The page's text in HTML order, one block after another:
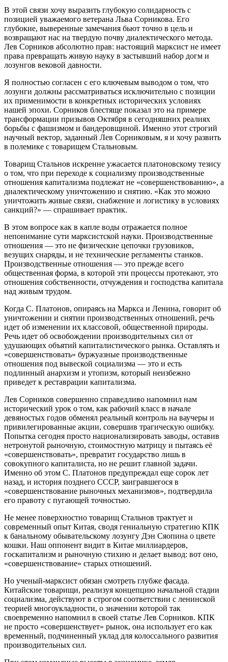
В этой связи хочу выразить глубокую солидарность с
позицией уважаемого ветерана Льва Сорникова. Его
глубокие, выверенные замечания бьют точно в цель и
возвращают нас на твердую почву диалектического метода.
Лев Сорников абсолютно прав: настоящий марксист не имеет
права превращать живую науку в застывший набор догм и
лозунгов вековой давности.
Я полностью согласен с его ключевым выводом о том, что
лозунги должны рассматриваться исключительно с позиции
их применимости в конкретных исторических условиях
нашей эпохи. Сорников блестяще показал это на примере
трансформации призывов Октября в сегодняшних реалиях
борьбы с фашизмом и бандеровщиной. Именно этот строгий
научный вектор, заданный Лев Сорниковым, я и хочу развить
в полемике с товарищем Стальновым.
Товарищ Стальнов искренне ужасается платоновскому тезису
о том, что при переходе к социализму производственные
отношения капитализма подлежат не «совершенствованию», а
диалектическому уничтожению и снятию. «Как это можно
уничтожить живые связи, снабжение и логистику в условиях
санкций?» — спрашивает практик.
В этом вопросе как в капле воды отражается полное
непонимание сути марксистской науки. Производственные
отношения — это не физические цепочки грузовиков,
везущих снаряды, и не технические регламенты станков.
Производственные отношения — это прежде всего
общественная форма, в которой эти процессы протекают, это
отношения собственности, отчуждения и господства капитала
над живым трудом.
Когда С. Платонов, опираясь на Маркса и Ленина, говорит об
уничтожении и снятии производственных отношений, речь
идет об изменении их классовой, общественной природы.
Речь идет об освобождении производительных сил от
удушающих объятий капиталистического рынка. Оставлять и
«совершенствовать» буржуазные производственные
отношения под вывеской социализма — это и есть
подлинный анархизм и утопизм, который неизбежно
приведет к реставрации капитализма.
Лев Сорников совершенно справедливо напомнил нам
исторический урок о том, как рабочий класс в начале
девяностых годов обменял реальный контроль на ваучеры и
привилегированные акции, совершив трагическую ошибку.
Попытка сегодня просто национализировать заводы, оставив
нетронутой рыночную, стоимостную матрицу и пытаясь её
«совершенствовать», превратит государство лишь в
совокупного капиталиста, но не решит главной задачи.
Именно об этом С. Платонов предупреждал еще сорок лет
назад, и история позднего СССР, заигравшегося в
«совершенствование рыночных механизмов», подтвердила
его правоту с пугающей точностью.
Не менее поверхностно товарищ Стальнов трактует и
современный опыт Китая, сводя гениальную стратегию КПК
к банальному обывательскому лозунгу Дэн Сяопина о цвете
кошки. Наш оппонент видит в Китае миллиардеров,
госкапитализм и рыночную стихию и делает вывод: вот оно,
«совершенствование» старых отношений.
Но ученый-марксист обязан смотреть глубже фасада.
Китайские товарищи, реализуя концепцию начальной стадии
социализма, действуют в строгом соответствии с ленинской
теорией многоукладности, о значении которой так
своевременно напомнил в своей статье Лев Сорников. КПК
не просто «совершенствует» рынок, она использует его как
временный, подчиненный уклад для колоссального развития
производительных сил.